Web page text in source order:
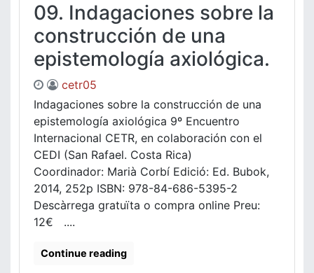
09. Indagaciones sobre la
construcción de una
epistemología axiológica.
cetr05
Indagaciones sobre la construcción de una
epistemología axiológica 9º Encuentro
Internacional CETR, en colaboración con el
CEDI (San Rafael. Costa Rica)
Coordinador: Marià Corbí Edició: Ed. Bubok,
2014, 252p ISBN: 978-84-686-5395-2
Descàrrega gratuïta o compra online Preu:
12€ ....
Continue reading